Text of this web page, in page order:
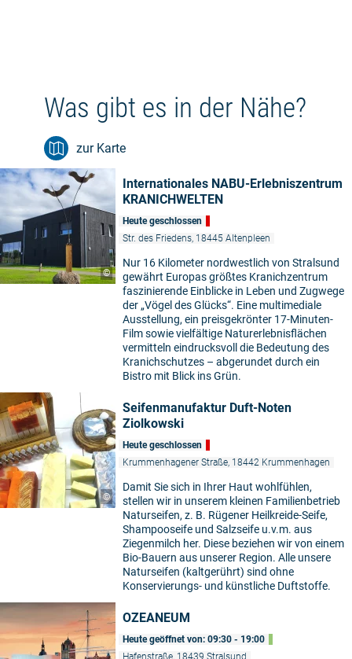
Was gibt es in der Nähe?
zur Karte
©
Internationales NABU-Erlebniszentrum
KRANICHWELTEN
Heute geschlossen
Str. des Friedens, 18445 Altenpleen
Nur 16 Kilometer nordwestlich von Stralsund
gewährt Europas größtes Kranichzentrum
faszinierende Einblicke in Leben und Zugwege
der „Vögel des Glücks“. Eine multimediale
Ausstellung, ein preisgekrönter 17-Minuten-
Film sowie vielfältige Naturerlebnisflächen
vermitteln eindrucksvoll die Bedeutung des
Kranichschutzes – abgerundet durch ein
Bistro mit Blick ins Grün.
©
Seifenmanufaktur Duft-Noten
Ziolkowski
Heute geschlossen
Krummenhagener Straße, 18442 Krummenhagen
Damit Sie sich in Ihrer Haut wohlfühlen,
stellen wir in unserem kleinen Familienbetrieb
Naturseifen, z. B. Rügener Heilkreide-Seife,
Shampooseife und Salzseife u.v.m. aus
Ziegenmilch her. Diese beziehen wir von einem
Bio-Bauern aus unserer Region. Alle unsere
Naturseifen (kaltgerührt) sind ohne
Konservierungs- und künstliche Duftstoffe.
OZEANEUM
Heute geöffnet von: 09:30 - 19:00